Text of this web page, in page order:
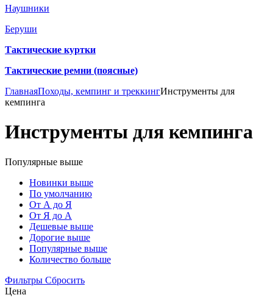
Наушники
Беруши
Тактические куртки
Тактические ремни (поясные)
ГлавнаяПоходы, кемпинг и треккингИнструменты для
кемпинга
Инструменты для кемпинга
Популярные выше
Новинки выше
По умолчанию
От А до Я
От Я до А
Дешевые выше
Дорогие выше
Популярные выше
Количество больше
Фильтры Сбросить
Цена